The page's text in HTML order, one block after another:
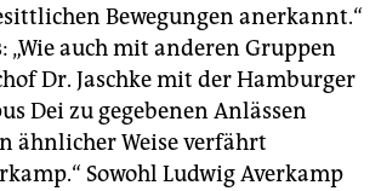
Bewegungen anerkannt.“
„Wie auch mit anderen Gruppen
Dr. Jaschke mit der Hamburger
Dei zu gegebenen Anlässen
ähnlicher Weise verfährt
Sowohl Ludwig Averkamp